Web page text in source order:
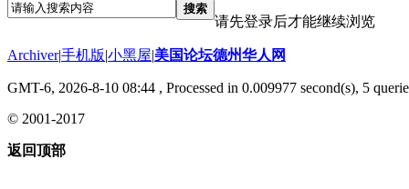
搜索
请先登录后才能继续浏览
Archiver|手机版|小黑屋|美国论坛德州华人网
GMT-6, 2026-8-10 08:44 , Processed in 0.009977 second(s), 5
© 2001-2017
返回顶部